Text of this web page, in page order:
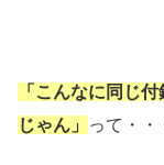
「こんなに同じ
じゃん」
って・・